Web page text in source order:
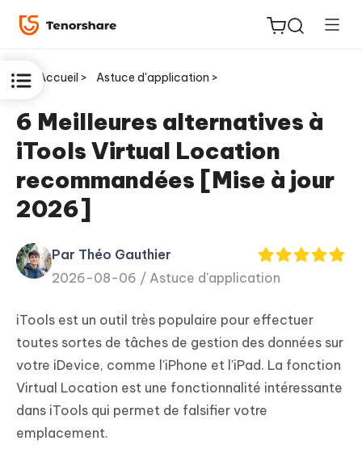
for iOS
PDF
Editor
New
iAnyGo
Accueil > Astuce d'application >
6 Meilleures alternatives à
iTools Virtual Location
recommandées [Mise à jour
2026]
Par Théo Gauthier
2026-08-06 / Astuce d'application
iTools est un outil très populaire pour effectuer
toutes sortes de tâches de gestion des données sur
votre iDevice, comme l'iPhone et l'iPad. La fonction
Virtual Location est une fonctionnalité intéressante
dans iTools qui permet de falsifier votre
emplacement.